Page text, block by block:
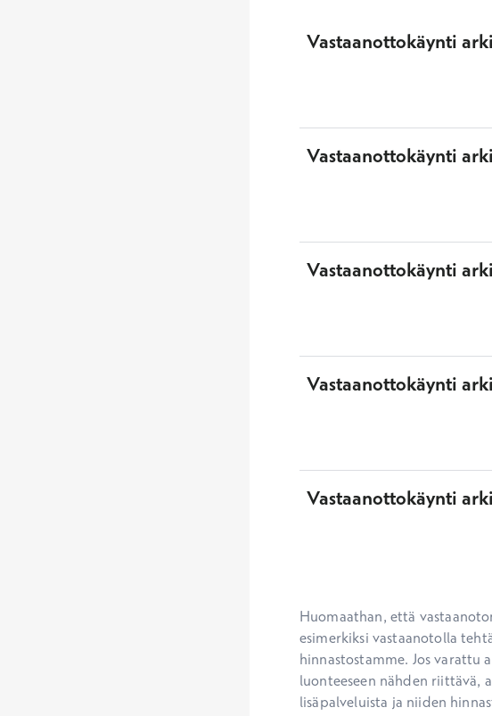
Vastaanottokäynti
Vastaanottokäynti
Vastaanottokäynti
Vastaanottokäynti
Vastaanottokäynti
Huomaathan, että
esimerkiksi vastaanotolla
hinnastostamme. Jos
luonteeseen nähden riittävä,
lisäpalveluista ja niiden